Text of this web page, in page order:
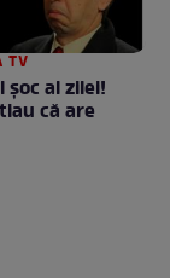
TV
al zilei!
că are